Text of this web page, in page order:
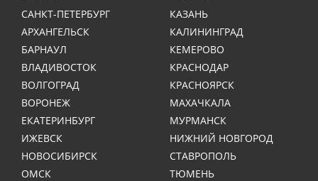
САНКТ-ПЕТЕРБУРГ
АРХАНГЕЛЬСК
БАРНАУЛ
ВЛАДИВОСТОК
ВОЛГОГРАД
ВОРОНЕЖ
ЕКАТЕРИНБУРГ
ИЖЕВСК
КАЗАНЬ
КАЛИНИНГРАД
КЕМЕРОВО
КРАСНОДАР
КРАСНОЯРСК
МАХАЧКАЛА
МУРМАНСК
НИЖНИЙ НОВГОРОД
НОВОСИБИРСК
ОМСК
СТАВРОПОЛЬ
ТЮМЕНЬ